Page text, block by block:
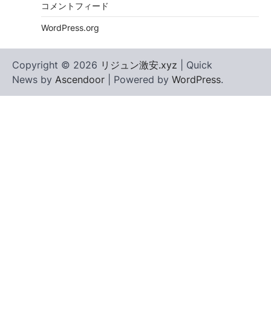
コメントフィード
WordPress.org
Copyright © 2026 リジュン激安.xyz | Quick
News by Ascendoor | Powered by WordPress.